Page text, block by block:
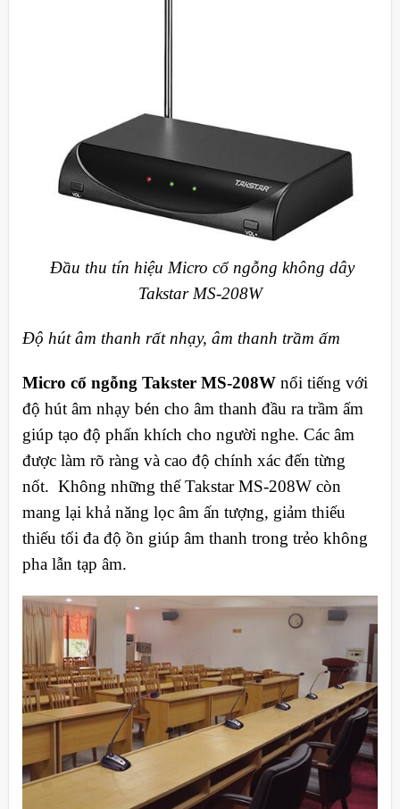
Đầu thu tín hiệu Micro cổ ngỗng không dây
Takstar MS-208W
Độ hút âm thanh rất nhạy, âm thanh trầm ấm
Micro cổ ngỗng Takster MS-208Wnổi tiếng với
độ hút âm nhạy bén cho âm thanh đầu ra trầm ấm
giúp tạo độ phấn khích cho người nghe. Các âm
được làm rõ ràng và cao độ chính xác đến từng
nốt. Không những thế Takstar MS-208W còn
mang lại khả năng lọc âm ấn tượng, giảm thiếu
thiếu tối đa độ ồn giúp âm thanh trong trẻo không
pha lẫn tạp âm.